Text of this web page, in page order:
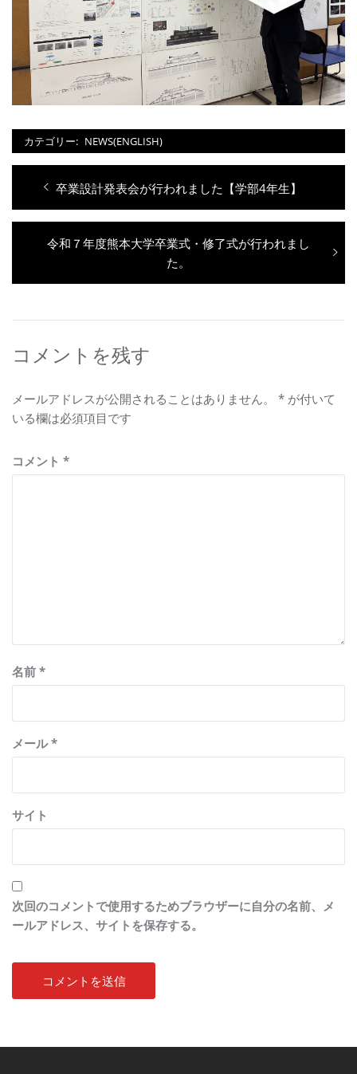
カテゴリー: NEWS(ENGLISH)
稿
ナ
ゲ
ョ
ン
過
去
の
投
卒業設計発表会が行われました【学部4年生】
次
投
令和７年度熊本大学卒業式・修了式が行われまし
た。
コメントを残す
メールアドレスが公開されることはありません。 * が付いて
いる欄は必須項目です
コメント *
名前 *
メール*
サイト
次回のコメントで使用するためブラウザーに自分の名前、メ
ールアドレス、サイトを保存する。